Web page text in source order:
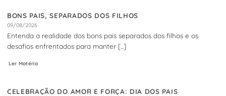
BONS PAIS, SEPARADOS DOS FILHOS
09/08/2026
Entenda a realidade dos bons pais separados dos filhos e os
desafios enfrentados para manter [...]
Ler Matéria
CELEBRAÇÃO DO AMOR E FORÇA: DIA DOS PAIS